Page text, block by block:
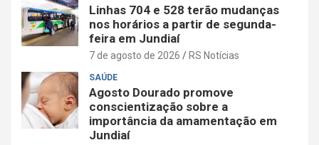
Linhas 704 e 528 terão mudanças
nos horários a partir de segunda-
feira em Jundiaí
7 de agosto de 2026 RS Notícias
SAÚDE
Agosto Dourado promove
conscientização sobre a
importância da amamentação em
Jundiaí